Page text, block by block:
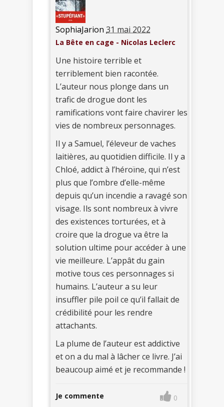
SophiaJarion 31 mai 2022
La Bête en cage - Nicolas Leclerc
Une histoire terrible et
terriblement bien racontée.
L’auteur nous plonge dans un
trafic de drogue dont les
ramifications vont faire chavirer les
vies de nombreux personnages.
Il y a Samuel, l’éleveur de vaches
laitières, au quotidien difficile. Il y a
Chloé, addict à l’héroïne, qui n’est
plus que l’ombre d’elle-même
depuis qu’un incendie a ravagé son
visage. Ils sont nombreux à vivre
des existences torturées, et à
croire que la drogue va être la
solution ultime pour accéder à une
vie meilleure. L’appât du gain
motive tous ces personnages si
humains. L’auteur a su leur
insuffler pile poil ce qu’il fallait de
crédibilité pour les rendre
attachants.
La plume de l’auteur est addictive
et on a du mal à lâcher ce livre. J’ai
beaucoup aimé et je recommande !
Je commente 0